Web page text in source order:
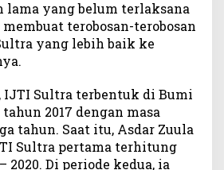
lama yang belum terlaksana
terobosan-terobosan
yang lebih baik ke
Sultra terbentuk di Bumi
2017 dengan masa
tahun. Saat itu, Asdar Zuula
Sultra pertama terhitung
2020. Di periode kedua, ia